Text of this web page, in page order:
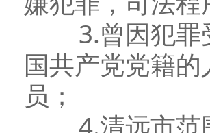
3.曾因犯罪受
国共产党党籍
员；
4.清远市范围